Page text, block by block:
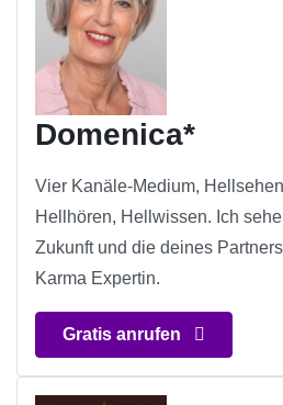
Domenica*
Vier Kanäle-Medium,
Hellhören, Hellwissen. Ich
Zukunft und die deines
Karma Expertin.
Gratis anrufen